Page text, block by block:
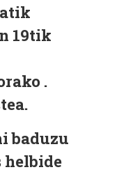
19tik
.
baduzu
helbide